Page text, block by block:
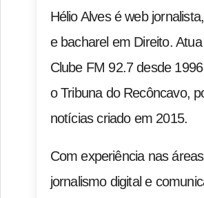
Hélio Alves é web
e bacharel em Direito.
Clube FM 92.7 desde
o Tribuna do Recôncavo,
notícias criado em 2015.
Com experiência nas
jornalismo digital e